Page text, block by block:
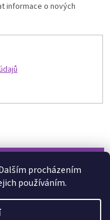
procházením
používáním.
informace o nových